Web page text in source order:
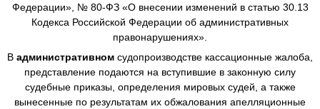
Федерации», № 80-ФЗ «О внесении изменений в статью 30.13
Кодекса Российской Федерации об административных
правонарушениях».
В административном судопроизводстве кассационные жалоба,
представление подаются на вступившие в законную силу
судебные приказы, определения мировых судей, а также
вынесенные по результатам их обжалования апелляционные